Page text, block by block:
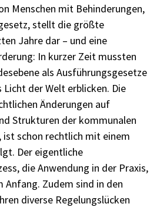
Menschen mit Behinderungen,
stellt die größte
Jahre dar – und eine
In kurzer Zeit mussten
als Ausführungsgesetze
Licht der Welt erblicken. Die
Änderungen auf
Strukturen der kommunalen
ist schon rechtlich mit einem
Der eigentliche
die Anwendung in der Praxis,
Anfang. Zudem sind in den
diverse Regelungslücken